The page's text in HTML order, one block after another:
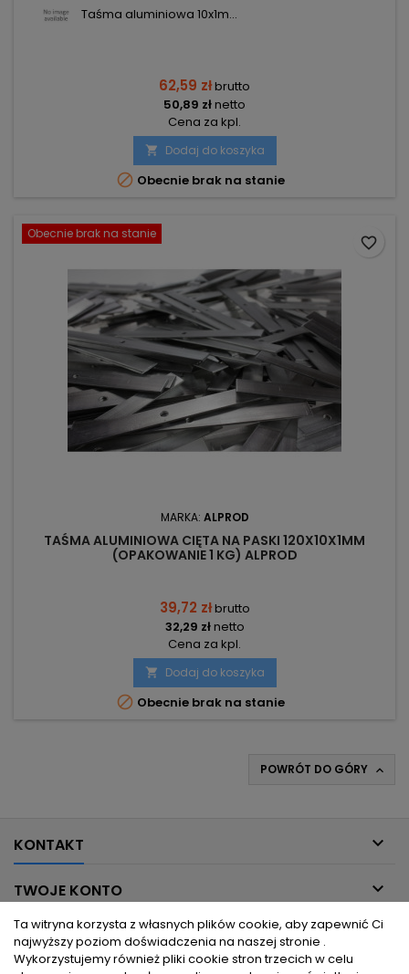
Taśma aluminiowa 10x1m...
62,59 złbrutto
50,89 złnetto
Cena za kpl.
 Dodaj do koszyka
 Obecnie brak na stanie
Obecnie brak na stanie
MARKA: ALPROD
TAŚMA ALUMINIOWA CIĘTA NA PASKI 120X10X1MM
(OPAKOWANIE 1 KG) ALPROD
39,72 złbrutto
32,29 złnetto
Cena za kpl.
 Dodaj do koszyka
 Obecnie brak na stanie
favorite_border
POWRÓT DO GÓRY 
KONTAKT 
TWOJE KONTO 
INFORMACJE DLA CIEBIE 
Ta witryna korzysta z własnych plików cookie, aby zapewnić Ci
najwyższy poziom doświadczenia na naszej stronie .
Wykorzystujemy również pliki cookie stron trzecich w celu